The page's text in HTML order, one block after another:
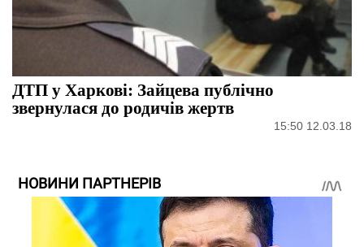
ДТП у Харкові: Зайцева публічно
звернулася до родичів жертв
15:50 12.03.18
НОВИНИ ПАРТНЕРІВ